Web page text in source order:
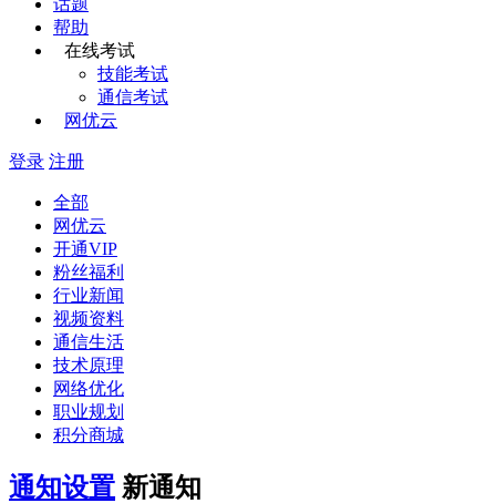
话题
帮助
在线考试
技能考试
通信考试
网优云
登录 注册
全部
网优云
开通VIP
粉丝福利
行业新闻
视频资料
通信生活
技术原理
网络优化
职业规划
积分商城
通知设置 新通知